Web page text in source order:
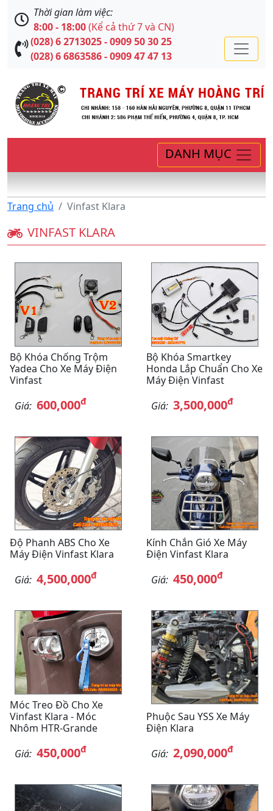
Thời gian làm việc:
8:00 - 18:00(Kể cả thứ 7 và CN)
(028) 6 2713025 - 0909 50 30 25
(028) 6 6863586 - 0909 47 47 13
DANH MỤC
Trang chủ Vinfast Klara
VINFAST KLARA
Bộ Khóa Chống Trộm
Yadea Cho Xe Máy Điện
Vinfast
Giá: 600,000đ
Bộ Khóa Smartkey
Honda Lắp Chuẩn Cho Xe
Máy Điện Vinfast
Giá: 3,500,000đ
Độ Phanh ABS Cho Xe
Máy Điện Vinfast Klara
Giá: 4,500,000đ
Kính Chắn Gió Xe Máy
Điện Vinfast Klara
Giá: 450,000đ
Móc Treo Đồ Cho Xe
Vinfast Klara - Móc
Nhôm HTR-Grande
Giá: 450,000đ
Phuộc Sau YSS Xe Máy
Điện Klara
Giá: 2,090,000đ